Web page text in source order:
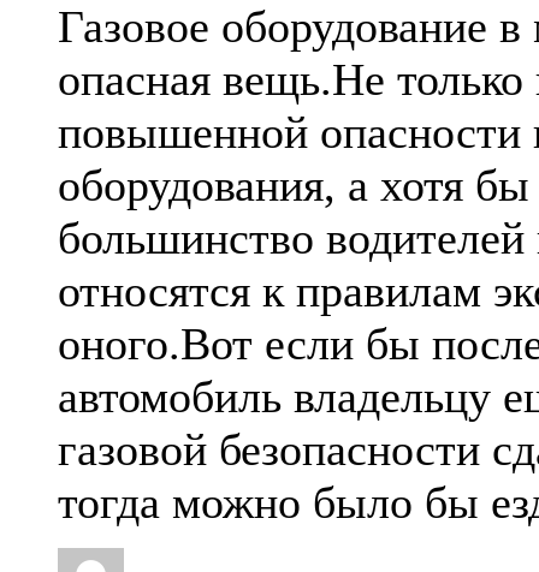
Газовое оборудование
опасная вещь.Не только
повышенной опасности
оборудования, а хотя бы
большинство водителей
относятся к правилам
оного.Вот если бы
автомобиль владельцу
газовой безопасности
тогда можно было бы